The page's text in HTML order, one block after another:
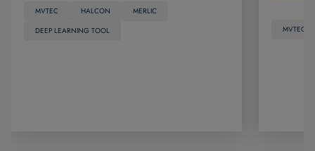
MVTEC HALCON
MERLIC
DEEP LEARNING TOOL
MVTEC